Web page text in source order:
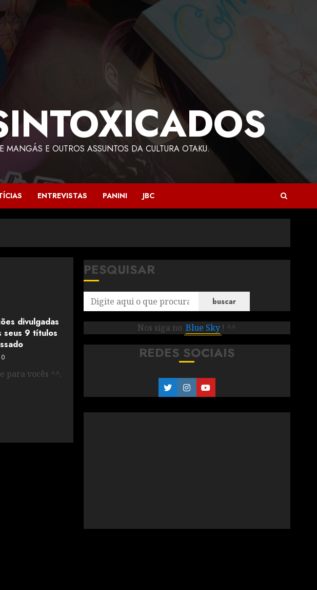
E OUTROS ASSUNTOS DA CULTURA OTAKU.
ENTREVISTAS PANINI JBC
divulgadas
seus 9 títulos
0
para vocês ^^.
PESQUISAR
buscar
Nos siga no Blue Sky ! ^^
REDES SOCIAIS